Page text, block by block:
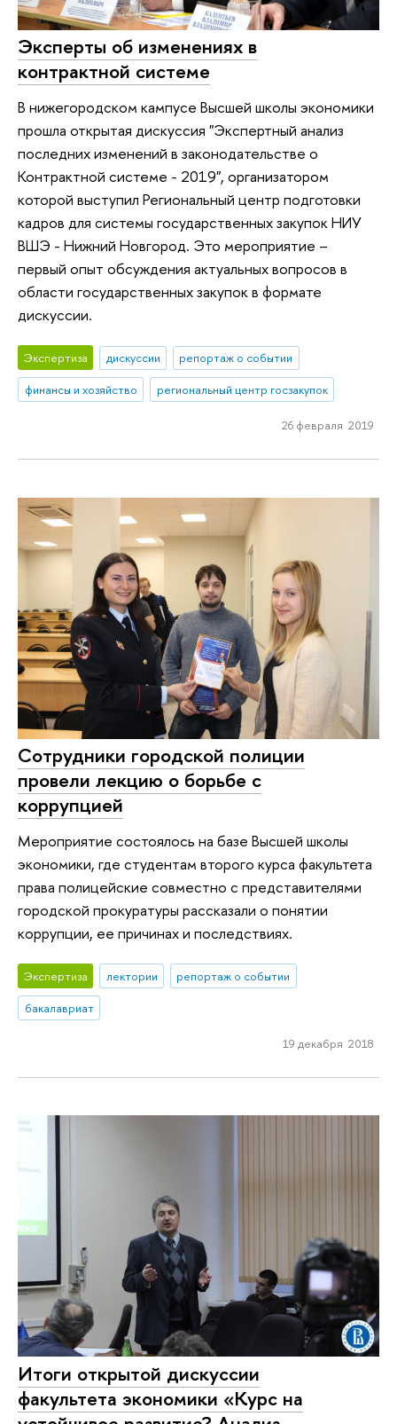
Эксперты об изменениях в
контрактной системе
В нижегородском кампусе Высшей школы экономики
прошла открытая дискуссия "Экспертный анализ
последних изменений в законодательстве о
Контрактной системе - 2019", организатором
которой выступил Региональный центр подготовки
кадров для системы государственных закупок НИУ
ВШЭ - Нижний Новгород. Это мероприятие –
первый опыт обсуждения актуальных вопросов в
области государственных закупок в формате
дискуссии.
Экспертиза дискуссии
репортаж о событии
финансы и хозяйство
региональный центр госзакупок
26 февраля 2019
Сотрудники городской полиции
провели лекцию о борьбе с
коррупцией
Мероприятие состоялось на базе Высшей школы
экономики, где студентам второго курса факультета
права полицейские совместно с представителями
городской прокуратуры рассказали о понятии
коррупции, ее причинах и последствиях.
Экспертиза лектории
репортаж о событии
бакалавриат
19 декабря 2018
Итоги открытой дискуссии
факультета экономики «Курс на